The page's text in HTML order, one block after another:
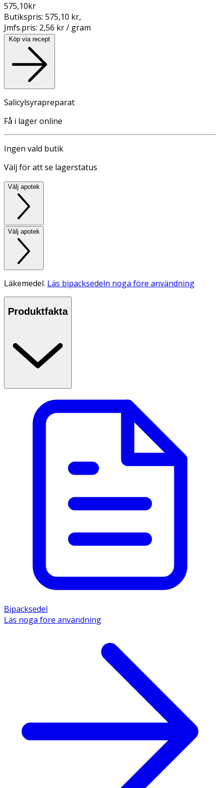
575,10kr
Butikspris: 575,10 kr,
Jmfs.pris: 2,56 kr / gram
Köp via recept
Salicylsyrapreparat
Få i lager online
Ingen vald butik
Välj för att se lagerstatus
Välj apotek
Välj apotek
Läkemedel. Läs bipacksedeln noga före användning
Produktfakta
Bipacksedel
Läs noga före användning